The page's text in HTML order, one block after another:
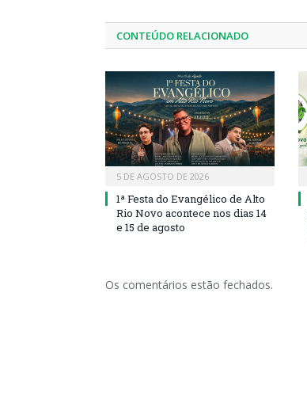
CONTEÚDO RELACIONADO
5 DE AGOSTO DE 2026
1ª Festa do Evangélico de Alto
Rio Novo acontece nos dias 14
e 15 de agosto
Os comentários estão fechados.